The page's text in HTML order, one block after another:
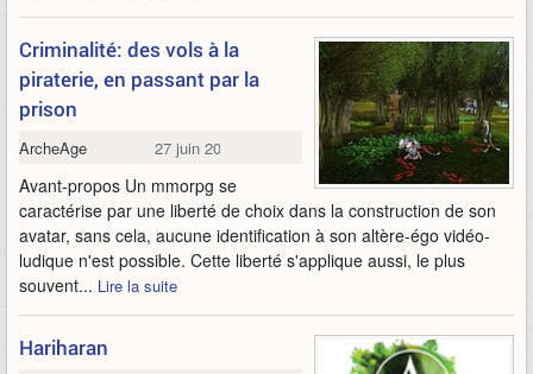
Criminalité: des vols à la
piraterie, en passant par la
prison
ArcheAge 27 juin 2013
Avant-propos Un mmorpg se
caractérise par une liberté de choix dans la construction de son
avatar, sans cela, aucune identification à son altère-égo vidéo-
ludique n'est possible. Cette liberté s'applique aussi, le plus
souvent... Lire la suite
Hariharan